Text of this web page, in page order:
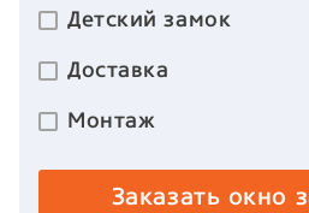
Детский замок
Доставка
Монтаж
Заказать окно